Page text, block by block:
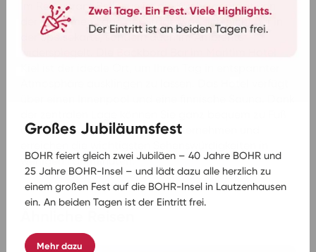
Im Restaurant Bellevue ist die Küche geprägt von
der maritimen Lage der Stadt, was sich nicht nur in
der Speisekarte, sondern auch im Ambiente
einen Ausflug an den Strand unternehmen und
wenigen Fahrminuten.
Großes Jubiläumsfest
BOHR feiert gleich zwei Jubiläen – 40 Jahre BOHR und
25 Jahre BOHR-Insel – und lädt dazu alle herzlich zu
einem großen Fest auf die BOHR-Insel in Lautzenhausen
ein. An beiden Tagen ist der Eintritt frei.
Mehr dazu